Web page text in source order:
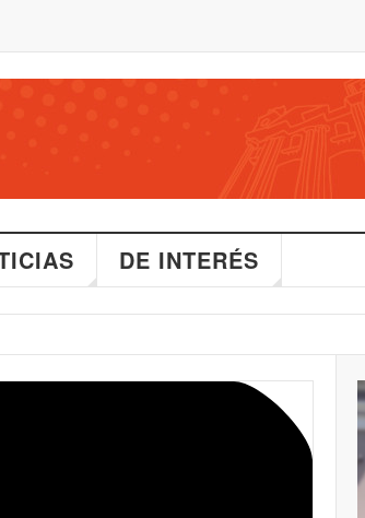
DE INTERÉS